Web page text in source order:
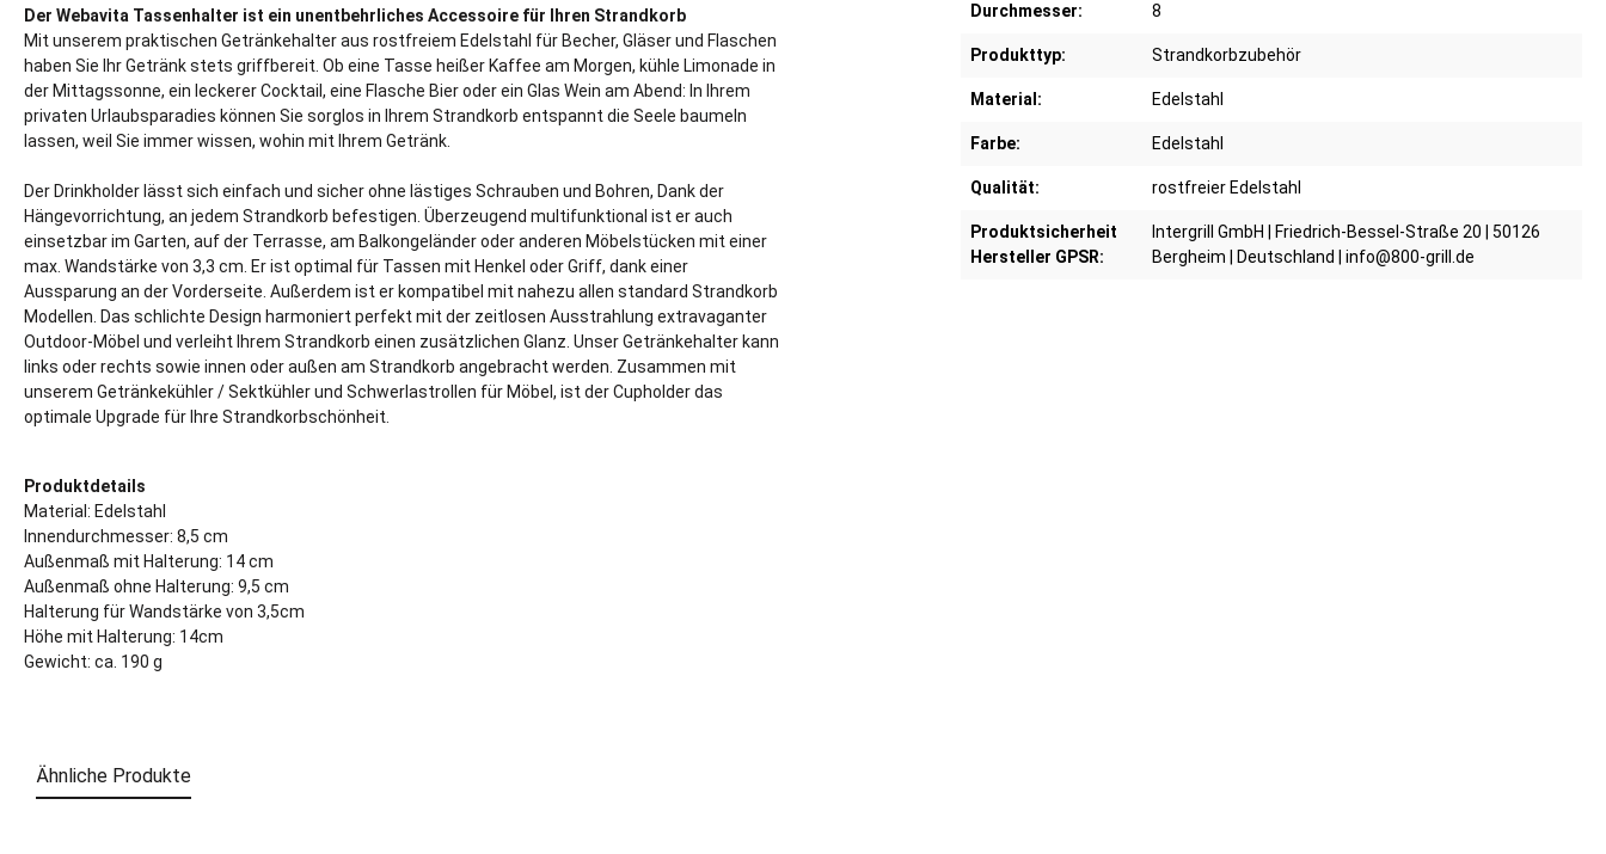
Der Webavita Tassenhalter ist ein unentbehrliches Accessoire für Ihren Strandkorb
Mit unserem praktischen Getränkehalter aus rostfreiem Edelstahl für Becher, Gläser und Flaschen
haben Sie Ihr Getränk stets griffbereit. Ob eine Tasse heißer Kaffee am Morgen, kühle Limonade in
der Mittagssonne, ein leckerer Cocktail, eine Flasche Bier oder ein Glas Wein am Abend: In Ihrem
privaten Urlaubsparadies können Sie sorglos in Ihrem Strandkorb entspannt die Seele baumeln
lassen, weil Sie immer wissen, wohin mit Ihrem Getränk.
Der Drinkholder lässt sich einfach und sicher ohne lästiges Schrauben und Bohren, Dank der
Hängevorrichtung, an jedem Strandkorb befestigen. Überzeugend multifunktional ist er auch
einsetzbar im Garten, auf der Terrasse, am Balkongeländer oder anderen Möbelstücken mit einer
max. Wandstärke von 3,3 cm. Er ist optimal für Tassen mit Henkel oder Griff, dank einer
Aussparung an der Vorderseite. Außerdem ist er kompatibel mit nahezu allen standard Strandkorb
Modellen. Das schlichte Design harmoniert perfekt mit der zeitlosen Ausstrahlung extravaganter
Outdoor-Möbel und verleiht Ihrem Strandkorb einen zusätzlichen Glanz. Unser Getränkehalter kann
links oder rechts sowie innen oder außen am Strandkorb angebracht werden. Zusammen mit
unserem Getränkekühler / Sektkühler und Schwerlastrollen für Möbel, ist der Cupholder das
optimale Upgrade für Ihre Strandkorbschönheit.
Produktdetails
Material: Edelstahl
Innendurchmesser: 8,5 cm
Außenmaß mit Halterung: 14 cm
Außenmaß ohne Halterung: 9,5 cm
Halterung für Wandstärke von 3,5cm
Höhe mit Halterung: 14cm
Gewicht: ca. 190 g
Durchmesser: 8
Produkttyp: Strandkorbzubehör
Material: Edelstahl
Farbe: Edelstahl
Qualität: rostfreier Edelstahl
Produktsicherheit
Hersteller GPSR:
Intergrill GmbH | Friedrich-Bessel-Straße 20 | 50126
Bergheim | Deutschland | info@800-grill.de
Ähnliche Produkte